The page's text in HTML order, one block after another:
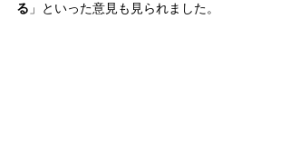
る 」といった意見も見られました。